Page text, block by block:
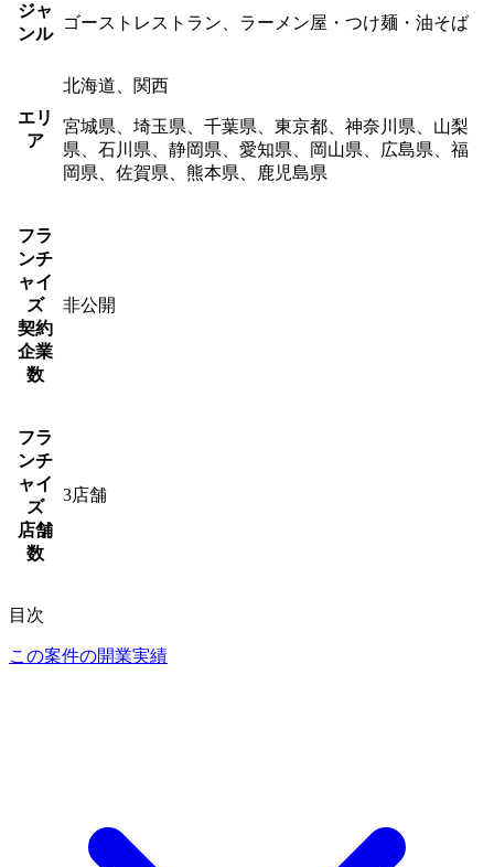
ジャ
ンル
ゴーストレストラン、ラーメン屋・つけ麺・油そば
エリ
ア
北海道、関西
宮城県、埼玉県、千葉県、東京都、神奈川県、山梨
県、石川県、静岡県、愛知県、岡山県、広島県、福
岡県、佐賀県、熊本県、鹿児島県
フラ
ンチ
ャイ
ズ
契約
企業
数
非公開
フラ
ンチ
ャイ
ズ
店舗
数
3店舗
目次
この案件の開業実績